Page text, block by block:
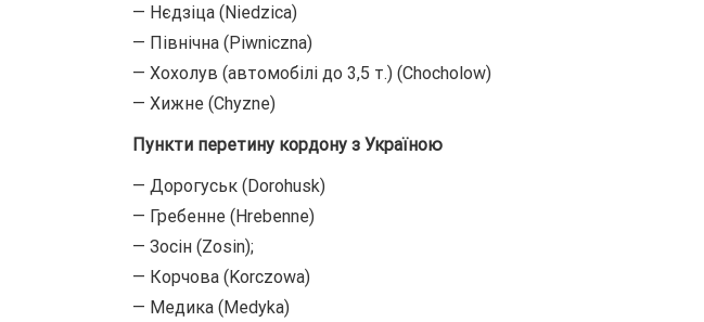
— Нєдзіца (Niedzica)
— Північна (Piwniczna)
— Хохолув (автомобілі до 3,5 т.) (Chocholow)
— Хижне (Chyzne)
Пункти перетину кордону з Україною
— Дорогуськ (Dorohusk)
— Гребенне (Hrebenne)
— Зосін (Zosin);
— Корчова (Korczowa)
— Медика (Medyka)